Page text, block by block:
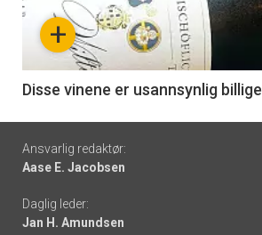
nå
6
+
Disse vinene er usannsynlig billige
Footer
-
links
Ansvarlig redaktør:
Aase E. Jacobsen
Daglig leder:
Jan H. Amundsen